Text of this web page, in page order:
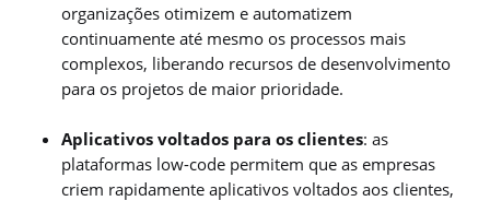
organizações otimizem e automatizem
continuamente até mesmo os processos mais
complexos, liberando recursos de desenvolvimento
para os projetos de maior prioridade.
Aplicativos voltados para os clientes: as
plataformas low-code permitem que as empresas
criem rapidamente aplicativos voltados aos clientes,